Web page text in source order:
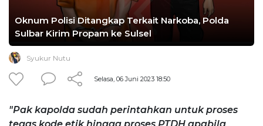
Oknum Polisi Ditangkap Terkait Narkoba, Polda
Sulbar Kirim Propam ke Sulsel
Syukur Nutu
Selasa, 06 Juni 2023 18:50
"Pak kapolda sudah perintahkan untuk proses